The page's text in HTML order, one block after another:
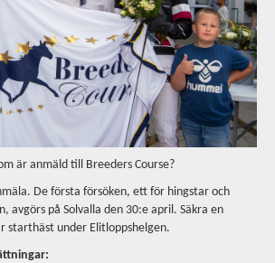
är anmäld till Breeders Course?
De första försöken, ett för hingstar och
avgörs på Solvalla den 30:e april. Säkra en
starthäst under Elitloppshelgen.